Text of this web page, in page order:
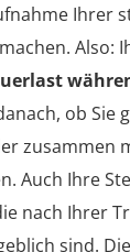
Ihrer
Also:
ob Sie
zusammen
Auch Ihre
nach Ihrer
sind.